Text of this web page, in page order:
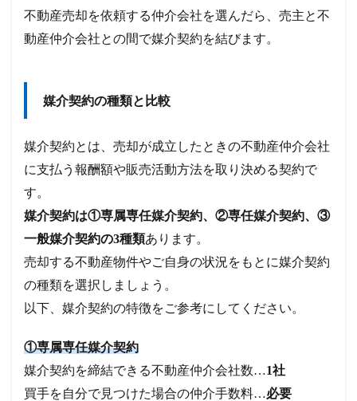
不動産売却を依頼する仲介会社を選んだら、売主と不
動産仲介会社との間で媒介契約を結びます。
媒介契約の種類と比較
媒介契約とは、売却が成立したときの不動産仲介会社
に支払う報酬額や販売活動方法を取り決める契約で
す。
媒介契約は①専属専任媒介契約、②専任媒介契約、③
一般媒介契約の3種類あります。
売却する不動産物件やご自身の状況をもとに媒介契約
の種類を選択しましょう。
以下、媒介契約の特徴をご参考にしてください。
①専属専任媒介契約
媒介契約を締結できる不動産仲介会社数…1社
買手を自分で見つけた場合の仲介手数料…必要